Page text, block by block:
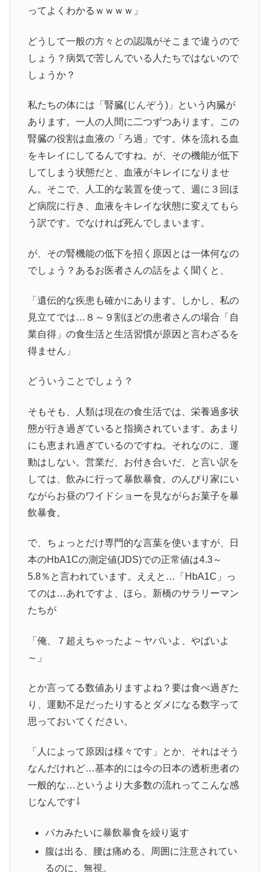
ってよくわかるｗｗｗｗ」
どうして一般の方々との認識がそこまで違うので
しょう？病気で苦しんでいる人たちではないので
しょうか？
私たちの体には「腎臓(じんぞう)」という内臓が
あります。一人の人間に二つずつあります。この
腎臓の役割は血液の「ろ過」です。体を流れる血
をキレイにしてるんですね。が、その機能が低下
してしまう状態だと、血液がキレイになりませ
ん。そこで、人工的な装置を使って、週に３回ほ
ど病院に行き、血液をキレイな状態に変えてもら
う訳です。でなければ死んでしまいます。
が、その腎機能の低下を招く原因とは一体何なの
でしょう？あるお医者さんの話をよく聞くと、
「遺伝的な疾患も確かにあります。しかし、私の
見立てでは…８～９割ほどの患者さんの場合「自
業自得」の食生活と生活習慣が原因と言わざるを
得ません」
どういうことでしょう？
そもそも、人類は現在の食生活では、栄養過多状
態が行き過ぎていると指摘されています。あまり
にも恵まれ過ぎているのですね。それなのに、運
動はしない。営業だ、お付き合いだ、と言い訳を
しては、飲みに行って暴飲暴食。のんびり家にい
ながらお昼のワイドショーを見ながらお菓子を暴
飲暴食。
で、ちょっとだけ専門的な言葉を使いますが、日
本のHbA1Cの測定値(JDS)での正常値は4.3～
5.8％と言われています。ええと…「HbA1C」っ
てのは…あれですよ、ほら。新橋のサラリーマン
たちが
「俺、７超えちゃったよ～ヤバいよ、やばいよ
～」
とか言ってる数値ありますよね？要は食べ過ぎた
り、運動不足だったりするとダメになる数字って
思っておいてください。
「人によって原因は様々です」とか、それはそう
なんだけれど…基本的には今の日本の透析患者の
一般的な…というより大多数の流れってこんな感
じなんです⇩
バカみたいに暴飲暴食を繰り返す
腹は出る、腰は痛める。周囲に注意されてい
るのに、無視。